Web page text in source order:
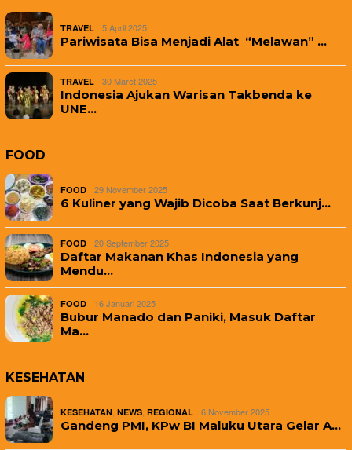
TRAVEL 5 April 2025
Pariwisata Bisa Menjadi Alat “Melawan” …
TRAVEL 30 Maret 2025
Indonesia Ajukan Warisan Takbenda ke
UNE…
FOOD
FOOD 29 November 2025
6 Kuliner yang Wajib Dicoba Saat Berkunj…
FOOD 20 September 2025
Daftar Makanan Khas Indonesia yang
Mendu…
FOOD 16 Januari 2025
Bubur Manado dan Paniki, Masuk Daftar
Ma…
KESEHATAN
KESEHATAN, NEWS, REGIONAL 6 November 2025
Gandeng PMI, KPw BI Maluku Utara Gelar A…